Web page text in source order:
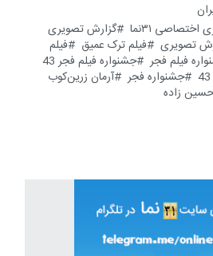
۳۱نما
گزارش تصویری
تصویری فیلم ترک عمیق
فیلم
فیلم فجر
جشنواره فیلم فجر 43
جشنواره فجر
آرمان زرین‌کوب
حسین زاده